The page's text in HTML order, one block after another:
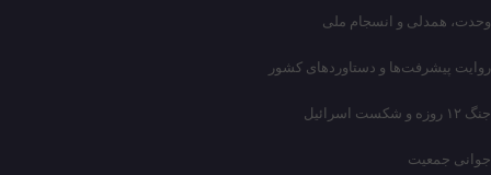
وحدت، همدلی و انسجام ملی
روایت پیشرفت‌ها و دستاوردهای کشور
جنگ ۱۲ روزه و شکست اسرائیل
جوانی جمعیت